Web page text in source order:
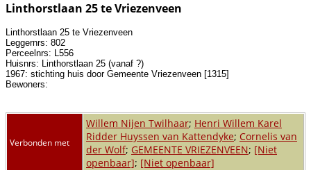
Linthorstlaan 25 te Vriezenveen
Linthorstlaan 25 te Vriezenveen
Leggernrs: 802
Perceelnrs: L556
Huisnrs: Linthorstlaan 25 (vanaf ?)
1967: stichting huis door Gemeente Vriezenveen [1315]
Bewoners:
Verbonden met
Willem Nijen Twilhaar; Henri Willem Karel
Ridder Huyssen van Kattendyke; Cornelis van
der Wolf; GEMEENTE VRIEZENVEEN; [Niet
openbaar]; [Niet openbaar]